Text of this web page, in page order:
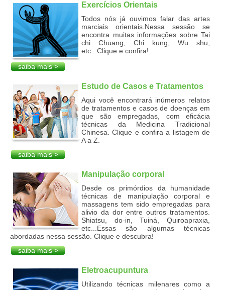
Exercícios Orientais
Todos nós já ouvimos falar das artes
marciais orientais.Nessa sessão se
encontra muitas informações sobre Tai
chi Chuang, Chi kung, Wu shu,
etc...Clique e confira!
saiba mais >
Estudo de Casos e Tratamentos
Aqui você encontrará inúmeros relatos
de tratamentos e casos de doenças em
que são empregadas, com eficácia
técnicas da Medicina Tradicional
Chinesa. Clique e confira a listagem de
A a Z.
saiba mais >
Manipulação corporal
Desde os primórdios da humanidade
técnicas de manipulação corporal e
massagens tem sido empregadas para
alivio da dor entre outros tratamentos.
Shiatsu, do-in, Tuiná, Quiroapraxia,
etc...Essas são algumas técnicas
abordadas nessa sessão. Clique e descubra!
saiba mais >
Eletroacupuntura
Utilizando técnicas milenares como a